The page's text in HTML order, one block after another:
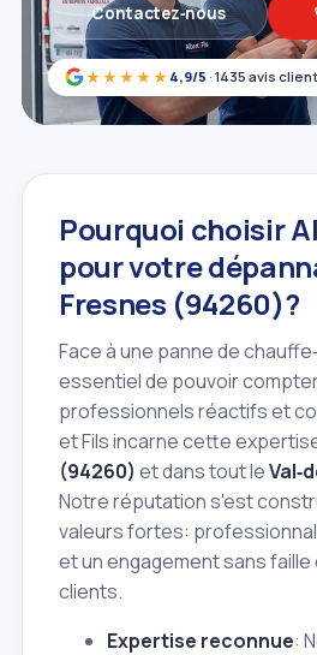
★★★★★ 4,9/5 · 1435 avis
Contactez‑nous
Pourquoi choisir
pour votre
Fresnes (94260)?
Face à une panne de
essentiel de pouvoir
professionnels réactifs et
et Fils incarne cette
(94260) et dans tout le
Notre réputation s'est
valeurs fortes:
et un engagement sans
clients.
Expertise reconnue: